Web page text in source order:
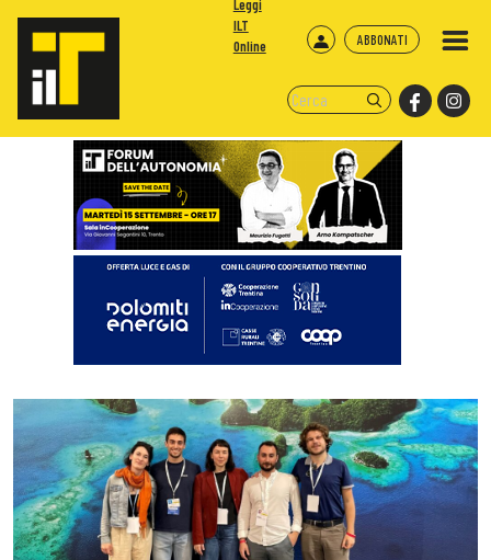
ABBONATI
Leggi
ILT
Online